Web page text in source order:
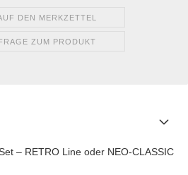
DEN MERKZETTEL
FRAGE ZUM PRODUKT
– RETRO Line oder NEO-CLASSIC